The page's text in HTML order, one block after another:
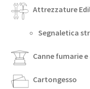
Attrezzature
Segnaletica
Canne fumarie
Cartongesso